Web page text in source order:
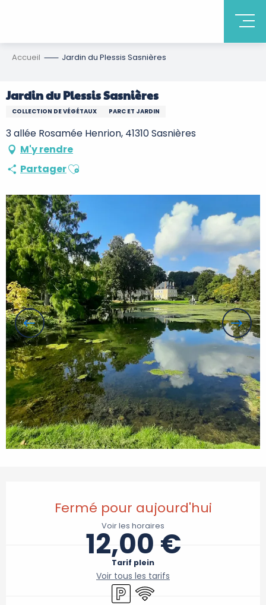
Accueil Jardin du Plessis Sasnières
Jardin du Plessis Sasnières
COLLECTION DE VÉGÉTAUX PARC ET JARDIN
3 allée Rosamée Henrion, 41310 Sasnières
M'y rendre
PartagerAjouter aux favoris
Fermé pour aujourd'hui
Voir les horaires
12,00 €
Tarif plein
Voir tous les tarifs
ParkingWiFi